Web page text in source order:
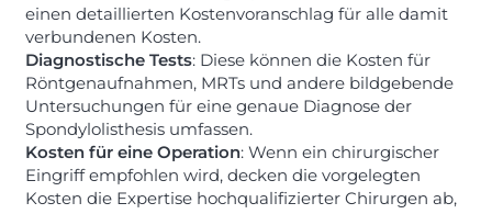
einen detaillierten Kostenvoranschlag für alle damit
verbundenen Kosten.
Diagnostische Tests: Diese können die Kosten für
Röntgenaufnahmen, MRTs und andere bildgebende
Untersuchungen für eine genaue Diagnose der
Spondylolisthesis umfassen.
Kosten für eine Operation: Wenn ein chirurgischer
Eingriff empfohlen wird, decken die vorgelegten
Kosten die Expertise hochqualifizierter Chirurgen ab,